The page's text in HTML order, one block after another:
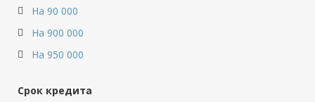
На 90 000
На 900 000
На 950 000
Срок кредита